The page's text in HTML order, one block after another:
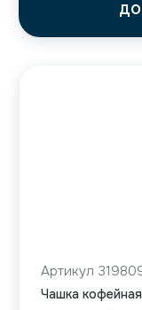
Артикул
Чашка